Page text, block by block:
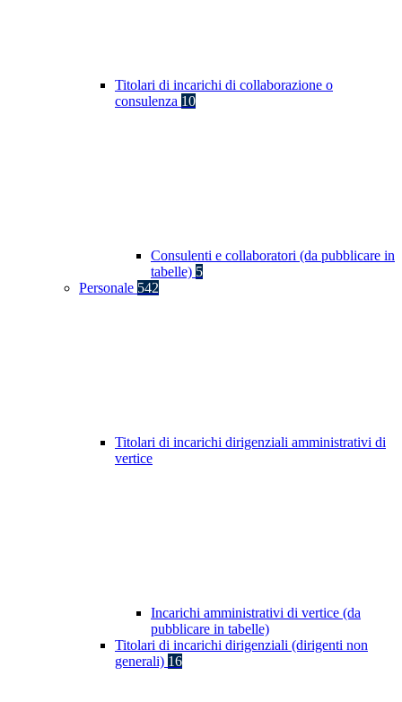
Titolari di incarichi di collaborazione o
consulenza 10
Consulenti e collaboratori (da pubblicare in
tabelle) 5
Personale 542
Titolari di incarichi dirigenziali amministrativi di
vertice
Incarichi amministrativi di vertice (da
pubblicare in tabelle)
Titolari di incarichi dirigenziali (dirigenti non
generali) 16